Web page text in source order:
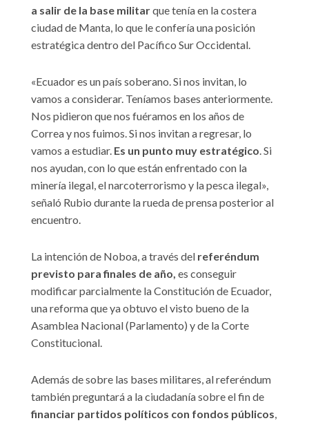
a salir de la base militarque tenía en la costera
ciudad de Manta, lo que le confería una posición
estratégica dentro del Pacífico Sur Occidental.
«Ecuador es un país soberano. Si nos invitan, lo
vamos a considerar. Teníamos bases anteriormente.
Nos pidieron que nos fuéramos en los años de
Correa y nos fuimos. Si nos invitan a regresar, lo
vamos a estudiar. Es un punto muy estratégico . Si
nos ayudan, con lo que están enfrentado con la
minería ilegal, el narcoterrorismo y la pesca ilegal»,
señaló Rubio durante la rueda de prensa posterior al
encuentro.
La intención de Noboa, a través del referéndum
previsto para finales de año, es conseguir
modificar parcialmente la Constitución de Ecuador,
una reforma que ya obtuvo el visto bueno de la
Asamblea Nacional (Parlamento) y de la Corte
Constitucional.
Además de sobre las bases militares, al referéndum
también preguntará a la ciudadanía sobre el fin de
financiar partidos políticos con fondos públicos